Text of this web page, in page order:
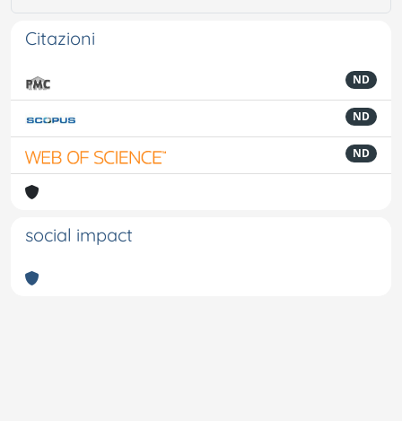
Citazioni
ND
ND
ND
social impact